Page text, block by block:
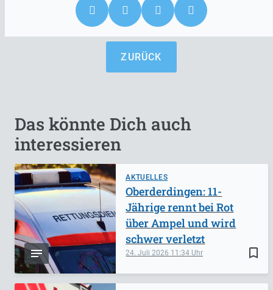
ZURÜCK
Das könnte Dich auch
interessieren
AKTUELLES
bookmark_border
24. Juli 2026 11:34
Oberderdingen: 11-
Jährige rennt bei Rot
über Ampel und wird
schwer verletzt